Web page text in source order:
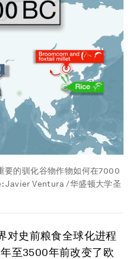
要的驯化谷物作物如何在7000
Javier Ventura /华盛顿大学圣
对史前粮食全球化进程
至3500年前改变了欧